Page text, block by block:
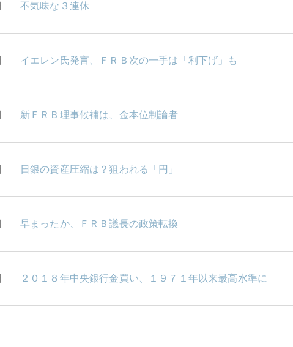
不気味な３連休
イエレン氏発言、ＦＲＢ次の一手は「利下げ」も
新ＦＲＢ理事候補は、金本位制論者
日銀の資産圧縮は？狙われる「円」
早まったか、ＦＲＢ議長の政策転換
２０１８年中央銀行金買い、１９７１年以来最高水準に